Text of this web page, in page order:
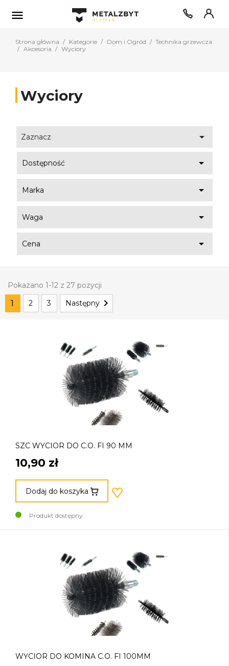

Strona główna Kategorie Dom i Ogród
Technika grzewcza
Akcesoria
Wyciory
Wyciory
Zaznacz 
Dostępność 
Marka 
Waga 
Cena 
Pokazano 1-12 z 27 pozycji
1 2 3 Następny 
SZC WYCIOR DO C.O. FI 90 MM
10,90 zł
Dodaj do koszyka
Produkt dostępny
WYCIOR DO KOMINA C.O. FI 100MM